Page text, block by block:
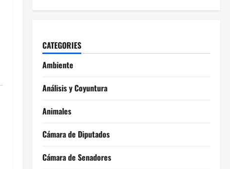
CATEGORIES
Ambiente
Análisis y Coyuntura
Animales
Cámara de Diputados
Cámara de Senadores